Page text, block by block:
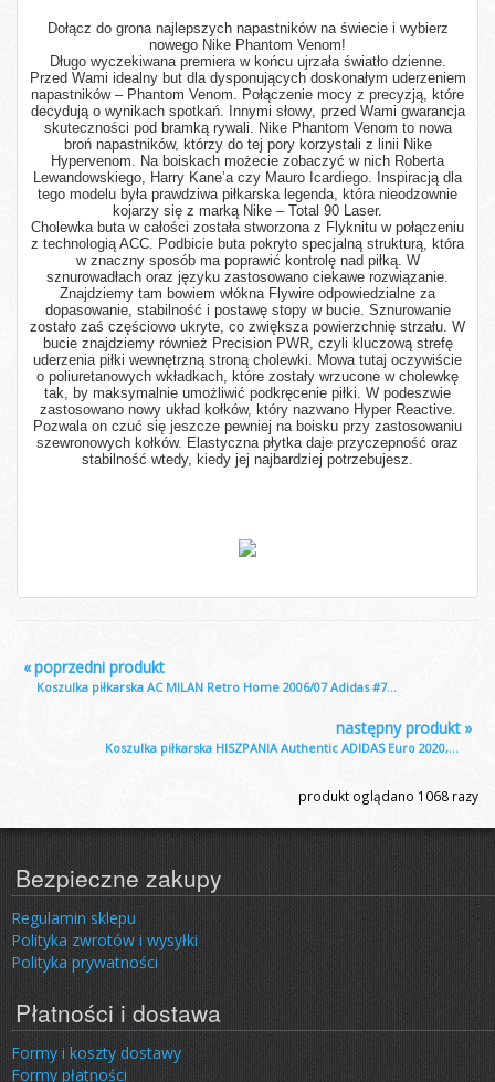
Dołącz do grona najlepszych napastników na świecie i wybierz
nowego Nike Phantom Venom!
Długo wyczekiwana premiera w końcu ujrzała światło dzienne.
Przed Wami idealny but dla dysponujących doskonałym uderzeniem
napastników – Phantom Venom. Połączenie mocy z precyzją, które
decydują o wynikach spotkań. Innymi słowy, przed Wami gwarancja
skuteczności pod bramką rywali. Nike Phantom Venom to nowa
broń napastników, którzy do tej pory korzystali z linii Nike
Hypervenom. Na boiskach możecie zobaczyć w nich Roberta
Lewandowskiego, Harry Kane’a czy Mauro Icardiego. Inspiracją dla
tego modelu była prawdziwa piłkarska legenda, która nieodzownie
kojarzy się z marką Nike – Total 90 Laser.
Cholewka buta w całości została stworzona z Flyknitu w połączeniu
z technologią ACC. Podbicie buta pokryto specjalną strukturą, która
w znaczny sposób ma poprawić kontrolę nad piłką. W
sznurowadłach oraz języku zastosowano ciekawe rozwiązanie.
Znajdziemy tam bowiem włókna Flywire odpowiedzialne za
dopasowanie, stabilność i postawę stopy w bucie. Sznurowanie
zostało zaś częściowo ukryte, co zwiększa powierzchnię strzału. W
bucie znajdziemy również Precision PWR, czyli kluczową strefę
uderzenia piłki wewnętrzną stroną cholewki. Mowa tutaj oczywiście
o poliuretanowych wkładkach, które zostały wrzucone w cholewkę
tak, by maksymalnie umożliwić podkręcenie piłki. W podeszwie
zastosowano nowy układ kołków, który nazwano Hyper Reactive.
Pozwala on czuć się jeszcze pewniej na boisku przy zastosowaniu
szewronowych kołków. Elastyczna płytka daje przyczepność oraz
stabilność wtedy, kiedy jej najbardziej potrzebujesz.
«poprzedni produkt
Koszulka piłkarska AC MILAN Retro Home 2006/07 Adidas #7...
»
następny produkt
Koszulka piłkarska HISZPANIA Authentic ADIDAS Euro 2020,...
produkt oglądano 1068 razy
Bezpieczne zakupy
Regulamin sklepu
Polityka zwrotów i wysyłki
Polityka prywatności
Płatności i dostawa
Formy i koszty dostawy
Formy płatności